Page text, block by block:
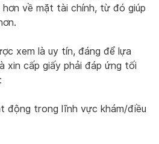
về mặt tài chính, từ đó giúp
xem là uy tín, đáng để lựa
xin cấp giấy phải đáp ứng tối
động trong lĩnh vực khám/điều